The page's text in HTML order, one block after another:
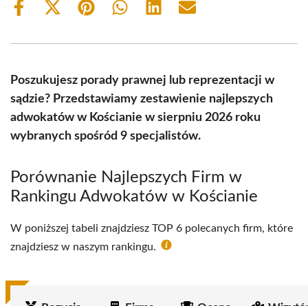
Share
Share
(Twitter)
Share Share Share Share
Poszukujesz porady prawnej lub reprezentacji w
sądzie? Przedstawiamy zestawienie najlepszych
adwokatów w Kościanie w sierpniu 2026 roku
wybranych spośród 9 specjalistów.
Porównanie Najlepszych Firm w
Rankingu Adwokatów w Kościanie
W poniższej tabeli znajdziesz TOP 6 polecanych firm, które
znajdziesz w naszym rankingu.